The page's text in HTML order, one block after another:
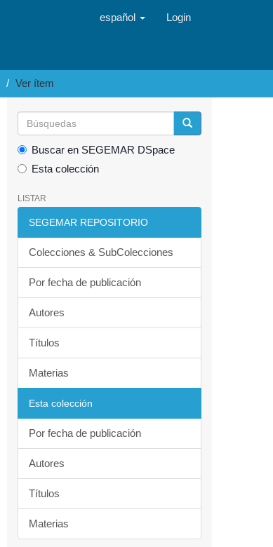
español Login
Ver ítem
Buscar en SEGEMAR DSpace
Esta colección
LISTAR
SEGEMAR REPOSITORIO
Colecciones & SubColecciones
Por fecha de publicación
Autores
Títulos
Materias
Esta colección
Por fecha de publicación
Autores
Títulos
Materias